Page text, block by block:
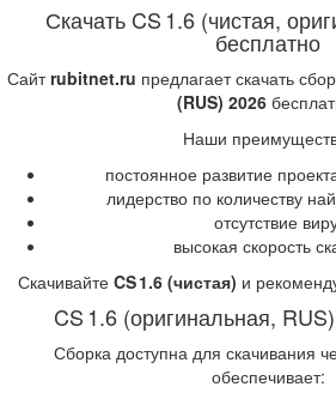
Скачать CS 1.6 (чистая,
бесплатно
Сайтrubitnet.ru предлагает скачать
(RUS) 2026
Наши
постоянное развитие
лидерство по количеству
отсутствие
высокая скорость
Скачивайте CS 1.6 (чистая) и
CS 1.6 (оригинальная,
Сборка доступна для скачивания
обеспечивает: